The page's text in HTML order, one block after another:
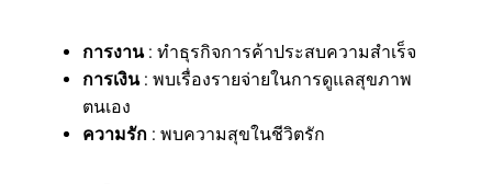
การงาน: ทำธุรกิจการค้าประสบความสำเร็จ
การเงิน: พบเรื่องรายจ่ายในการดูแลสุขภาพ
ตนเอง
ความรัก : พบความสุขในชีวิตรัก